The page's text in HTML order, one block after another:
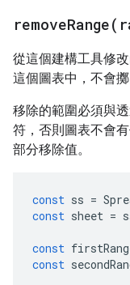
removeRange(
從這個建構工具修
這個圖表中，不會擲
移除的範圍必須與
符，否則圖表不會
部分移除值。
const ss =
const sheet =
const
const